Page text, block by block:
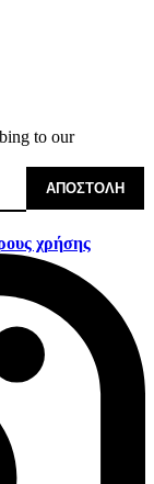
to our
ΑΠΟΣΤΟΛΉ
χρήσης